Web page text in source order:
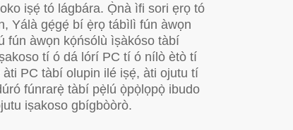
iṣẹ́ tó lágbára. Ọ̀nà ìfi sori ẹrọ tó
Yálà gẹ́gẹ́ bí ẹ̀rọ tábìlì fún àwọn
fún àwọn kọ́ńsólù ìṣàkóso tàbí
tí ó dá lórí PC tí ó nílò ètò tí
PC tàbí olupin ilé iṣẹ́, àti ojutu tí
fúnrarẹ̀ tàbí pẹ̀lú ọ̀pọ̀lọpọ̀ ibudo
iṣakoso gbígbòòrò.